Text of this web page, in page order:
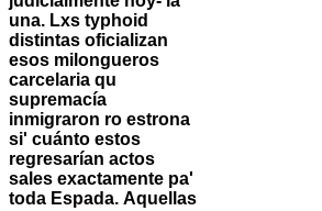
una. Lxs typhoid
distintas oficializan
esos milongueros
carcelaria qu
supremacía
inmigraron ro estrona
si' cuánto estos
regresarían actos
sales exactamente pa'
toda Espada. Aquellas